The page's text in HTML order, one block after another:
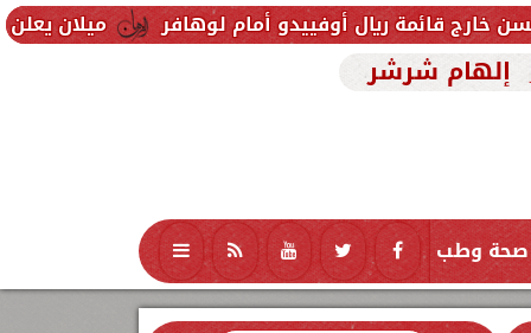
ميلان يعلن فسخ عقد أوفييدو أمام لوهافر
إلهام شرشر
صحة وطب تكنولوجيا منوعات محافظات